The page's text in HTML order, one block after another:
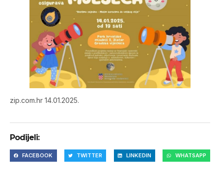
zip.com.hr 14.01.2025.
Podijeli:
FACEBOOK TWITTER LINKEDIN WHATSAPP